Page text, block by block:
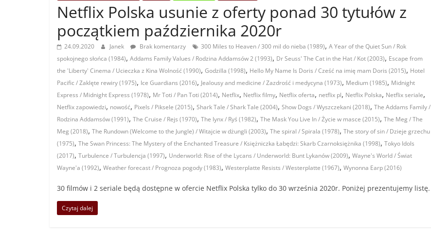
Netflix Polska usunie z oferty ponad 30 tytułów z
początkiem października 2020r
24.09.2020 Janek Brak komentarzy 300 Miles to Heaven / 300 mil do nieba (1989), A Year of the Quiet Sun / Rok
spokojnego słońca (1984), Addams Family Values / Rodzina Addamsów 2 (1993), Dr Seuss' The Cat in the Hat / Kot (2003), Escape from
the 'Liberty' Cinema / Ucieczka z Kina Wolność (1990), Godzilla (1998), Hello My Name Is Doris / Cześć na imię mam Doris (2015), Hotel
Pacific / Zaklęte rewiry (1975), Ice Guardians (2016), Jealousy and medicine / Zazdrość i medycyna (1973), Medium (1985), Midnight
Express / Midnight Express (1978), Mr Toti / Pan Toti (2014), Netflix, Netflix filmy, Netflix oferta, netflix pl, Netflix Polska, Netflix seriale,
Netflix zapowiedzi, nowość, Pixels / Piksele (2015), Shark Tale / Shark Tale (2004), Show Dogs / Wyszczekani (2018), The Addams Family /
Rodzina Addamsów (1991), The Cruise / Rejs (1970), The lynx / Ryś (1982), The Mask You Live In / Życie w masce (2015), The Meg / The
Meg (2018), The Rundown (Welcome to the Jungle) / Witajcie w dżungli (2003), The spiral / Spirala (1978), The story of sin / Dzieje grzechu
(1975), The Swan Princess: The Mystery of the Enchanted Treasure / Księżniczka Łabędzi: Skarb Czarnoksiężnika (1998), Tokyo Idols
(2017), Turbulence / Turbulencja (1997), Underworld: Rise of the Lycans / Underworld: Bunt Lykanów (2009), Wayne's World / Świat
Wayne'a (1992), Weather forecast / Prognoza pogody (1983), Westerplatte Resists / Westerplatte (1967), Wynonna Earp (2016)
30 filmów i 2 seriale będą dostępne w ofercie Netflix Polska tylko do 30 września 2020r. Poniżej prezentujemy listę.
Czytaj dalej